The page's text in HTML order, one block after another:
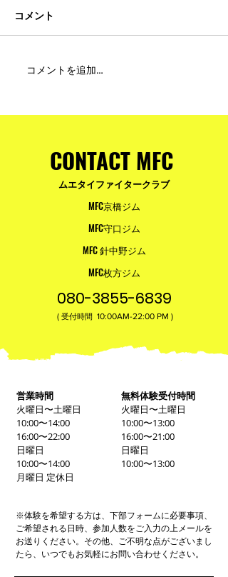
MFC DREAM FIGHT 24にご
皆様へ
コメント
コメントを追加…
CONTACT MFC
ムエタイファイタークラブ
MFC京橋ジム
MFC守口ジム
MFC 針中野ジム
MFC枚方ジム
080-3855-6839
( 受付時間 10:00AM-22:00​ PM )
営業時間
火曜日〜土曜日
10:00〜14:00
16:00〜22:00
日曜日
10:00〜14:00
月曜日 定休日
無料体験受付時間
火曜日〜土曜日
10:00〜13:00
16:00〜21:00
日曜日
10:00〜13:00
※体験を希望する方は、下部フォームに必要事項、
ご希望される日時、参加人数をご入力の上メールを
お送りください。その他、ご不明な点がございまし
たら、いつでもお気軽にお問い合わせください。